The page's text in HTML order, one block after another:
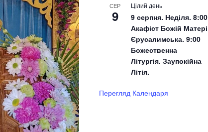
СЕР
9
Цілий день
9 серпня. Неділя. 8:00
Акафіст Божій Матері
Єрусалимська. 9:00
Божественна
Літургія. Заупокійна
Літія.
Перегляд Календаря